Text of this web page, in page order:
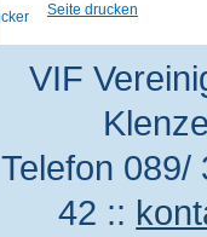
Seite drucken
VIF
Telefon
42 ::